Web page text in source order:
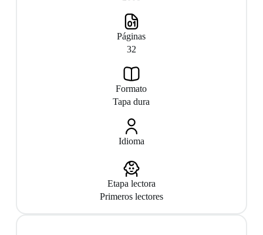
Páginas
32
Formato
Tapa dura
Idioma
Etapa lectora
Primeros lectores